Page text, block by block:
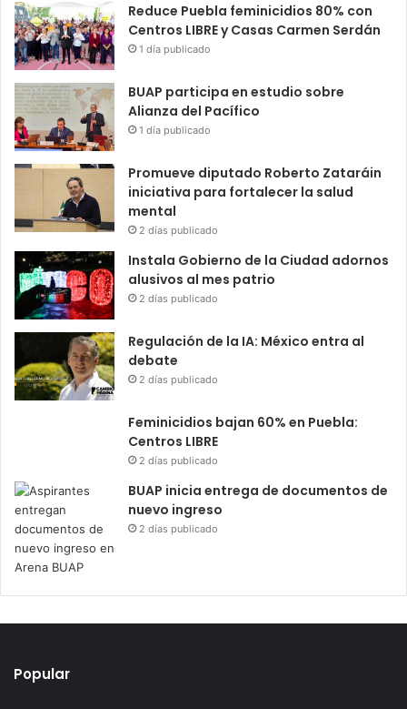
Reduce Puebla feminicidios 80% con
Centros LIBRE y Casas Carmen Serdán
1 día publicado
BUAP participa en estudio sobre
Alianza del Pacífico
1 día publicado
Promueve diputado Roberto Zataráin
iniciativa para fortalecer la salud
mental
2 días publicado
Instala Gobierno de la Ciudad adornos
alusivos al mes patrio
2 días publicado
Regulación de la IA: México entra al
debate
2 días publicado
Feminicidios bajan 60% en Puebla:
Centros LIBRE
2 días publicado
BUAP inicia entrega de documentos de
nuevo ingreso
2 días publicado
Popular